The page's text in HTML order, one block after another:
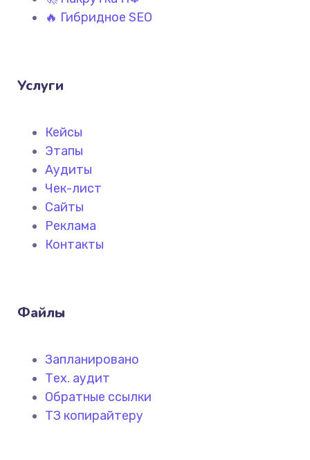
🔥 Гибридное SEO
Услуги
Кейсы
Этапы
Аудиты
Чек-лист
Сайты
Реклама
Контакты
Файлы
Запланировано
Тех. аудит
Обратные ссылки
ТЗ копирайтеру